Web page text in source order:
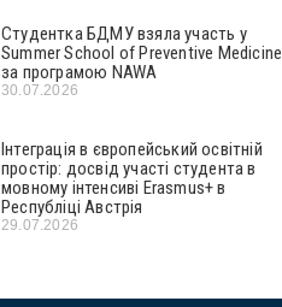
Студентка БДМУ взяла участь у
Summer School of Preventive Medicine
за програмою NAWA
30.07.2026
Інтеграція в європейський освітній
простір: досвід участі студента в
мовному інтенсиві Erasmus+ в
Республіці Австрія
29.07.2026